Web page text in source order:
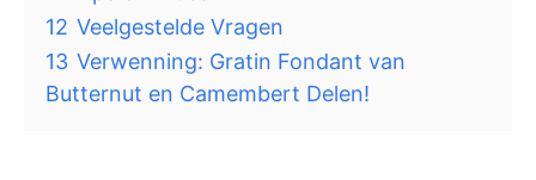
12 Veelgestelde Vragen
13 Verwenning: Gratin Fondant van
Butternut en Camembert Delen!